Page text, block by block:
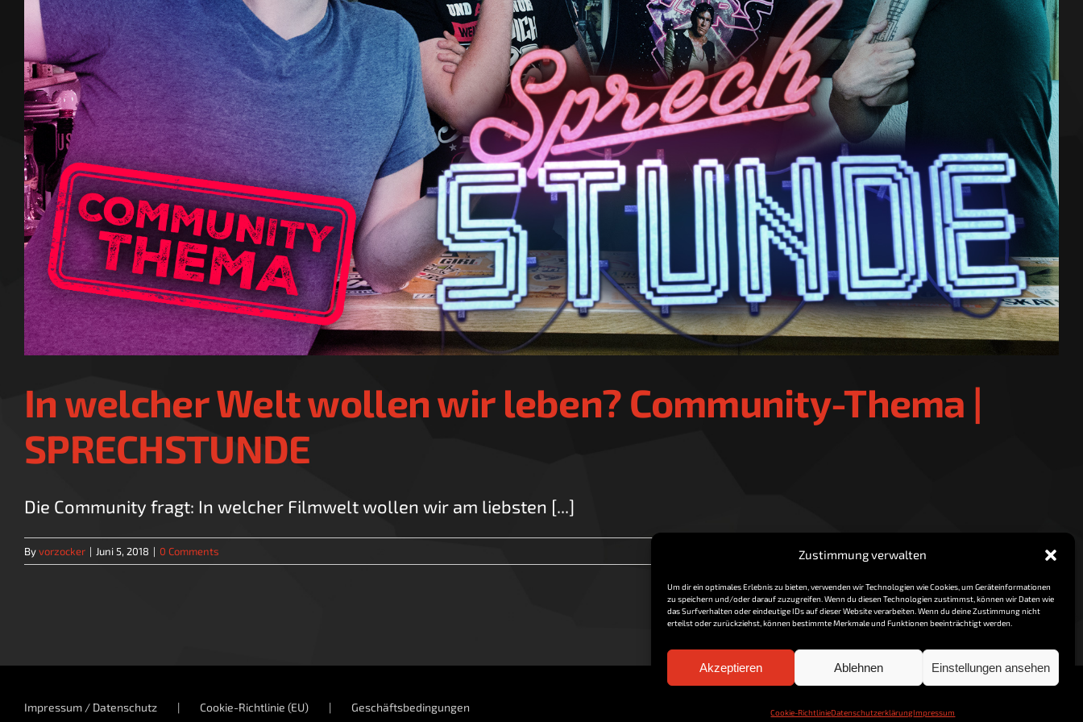
Zustimmung verwalten
Um dir ein optimales Erlebnis zu bieten, verwenden wir Technologien wie Cookies, um Geräteinformationen
zu speichern und/oder darauf zuzugreifen. Wenn du diesen Technologien zustimmst, können wir Daten wie
das Surfverhalten oder eindeutige IDs auf dieser Website verarbeiten. Wenn du deine Zustimmung nicht
erteilst oder zurückziehst, können bestimmte Merkmale und Funktionen beeinträchtigt werden.
Akzeptieren Ablehnen Einstellungen ansehen
Cookie-RichtlinieDatenschutzerklärungImpressum
In welcher Welt wollen wir leben? Community-Thema |
SPRECHSTUNDE
Die Community fragt: In welcher Filmwelt wollen wir am liebsten [...]
Byvorzocker | Juni 5, 2018 | 0 Comments Read More
Impressum / Datenschutz Cookie-Richtlinie (EU) Geschäftsbedingungen